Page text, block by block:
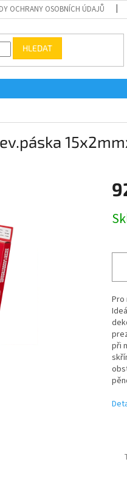
OCHRANY OSOBNÍCH ÚDAJŮ
HLEDAT
Pro
při